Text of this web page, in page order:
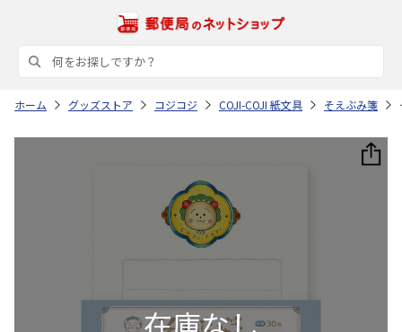
ホーム グッズストア コジコジ COJI-COJI 紙文具 そえぶみ箋